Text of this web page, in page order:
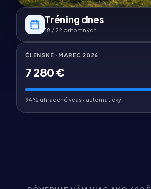
Tréning dnes
18 / 22 prítomných
ČLENSKÉ · MAREC 2026
7 280 €
94 % uhradené včas · automaticky